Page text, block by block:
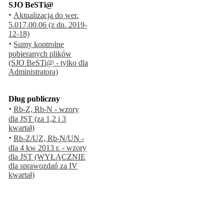
SJO BeSTi@
· Aktualizacja do wer.
5.017.00.06 (z dn. 2019-
12-18)
· Sumy kontrolne
pobieranych plików
(SJO BeSTi@ - tylko dla
Administratora)
Dług publiczny
· Rb-Z, Rb-N - wzory
dla JST (za 1,2 i 3
kwartał)
· Rb-Z/UZ, Rb-N/UN -
dla 4 kw 2013 r. - wzory
dla JST (WYŁĄCZNIE
dla sprawozdań za IV
kwartał)